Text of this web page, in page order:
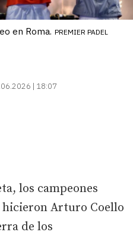
en Roma. PREMIER PADEL
| 18:07
los campeones
hicieron Arturo Coello
de los